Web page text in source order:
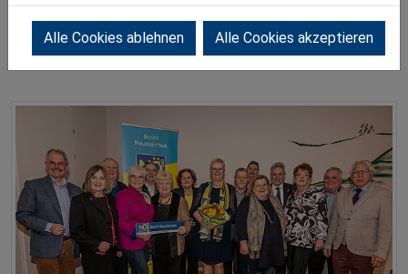
FunktionärInnen sind bemüht, Sie bei
Bedarf zu beraten und zu betreuen.
Alle Cookies ablehnen Alle Cookies akzeptieren